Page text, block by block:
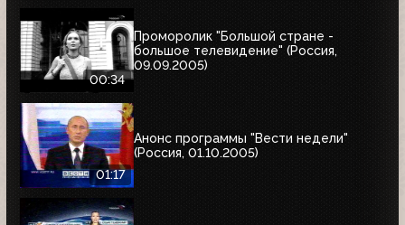
00:34
Проморолик "Большой стране -
большое телевидение" (Россия,
09.09.2005)
01:17
Анонс программы "Вести недели"
(Россия, 01.10.2005)